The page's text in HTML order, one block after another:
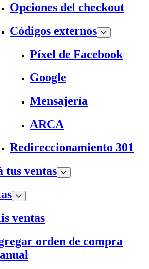
Opciones del checkout
Códigos externos
Píxel de Facebook
Google
Mensajería
ARCA
Redireccionamiento 301
tus ventas
ventas
orden de compra